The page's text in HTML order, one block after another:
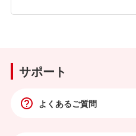
サポート
よくあるご質問